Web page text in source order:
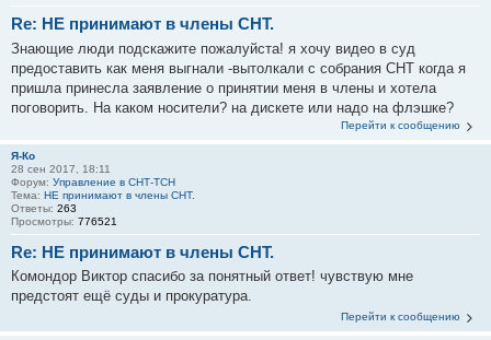
Re: НЕ принимают в члены СНТ.
Знающие люди подскажите пожалуйста! я хочу видео в суд
предоставить как меня выгнали -вытолкали с собрания СНТ когда я
пришла принесла заявление о принятии меня в члены и хотела
поговорить. На каком носители? на дискете или надо на флэшке?
Перейти к сообщению
Я-Ко
28 сен 2017, 18:11
Форум: Управление в СНТ-ТСН
Тема: НЕ принимают в члены СНТ.
Ответы: 263
Просмотры: 776521
Re: НЕ принимают в члены СНТ.
Комондор Виктор спасибо за понятный ответ! чувствую мне
предстоят ещё суды и прокуратура.
Перейти к сообщению